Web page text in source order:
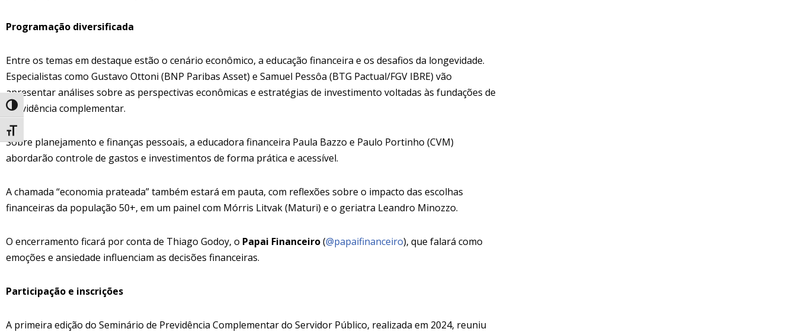
Alternar alto contraste
Alternar tamanho da fonte
Programação diversificada
Entre os temas em destaque estão o cenário econômico, a educação financeira e os desafios da longevidade.
Especialistas como Gustavo Ottoni (BNP Paribas Asset) e Samuel Pessôa (BTG Pactual/FGV IBRE) vão
apresentar análises sobre as perspectivas econômicas e estratégias de investimento voltadas às fundações de
previdência complementar.
Sobre planejamento e finanças pessoais, a educadora financeira Paula Bazzo e Paulo Portinho (CVM)
abordarão controle de gastos e investimentos de forma prática e acessível.
A chamada “economia prateada” também estará em pauta, com reflexões sobre o impacto das escolhas
financeiras da população 50+, em um painel com Mórris Litvak (Maturi) e o geriatra Leandro Minozzo.
O encerramento ficará por conta de Thiago Godoy, o Papai Financeiro(@papaifinanceiro), que falará como
emoções e ansiedade influenciam as decisões financeiras.
Participação e inscrições
A primeira edição do Seminário de Previdência Complementar do Servidor Público, realizada em 2024, reuniu